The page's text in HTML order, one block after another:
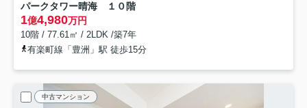
パークタワー晴海 １０階
1億4,980万円
10階 / 77.61㎡ / 2LDK /築7年
有楽町線「豊洲」駅 徒歩15分
中古マンション